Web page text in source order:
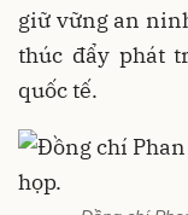
giữ vững an
thúc đẩy phát
quốc tế.